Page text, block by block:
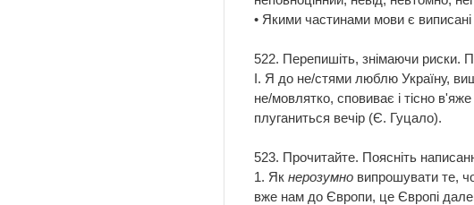
• Якими частинами мови є
522. Перепишіть, знімаючи риски.
І. Я до не/стями люблю Україну,
не/мовлятко, сповиває і тісно
плуганиться вечір (Є. Гуцало).
523. Прочитайте. Поясніть
1. Як нерозумно випрошувати те,
вже нам до Європи, це Європі